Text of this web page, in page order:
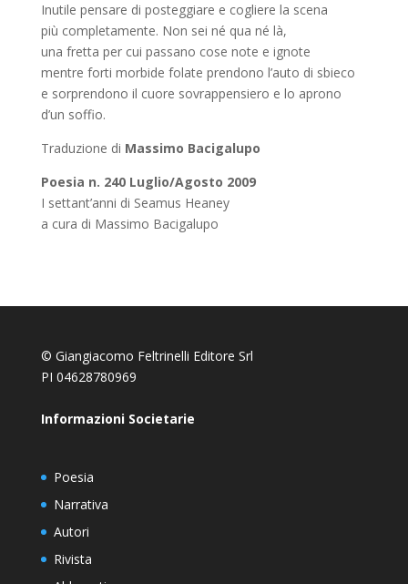
Inutile pensare di posteggiare e cogliere la scena
più completamente. Non sei né qua né là,
una fretta per cui passano cose note e ignote
mentre forti morbide folate prendono l’auto di sbieco
e sorprendono il cuore sovrappensiero e lo aprono
d’un soffio.
Traduzione di Massimo Bacigalupo
Poesia n. 240 Luglio/Agosto 2009
I settant’anni di Seamus Heaney
a cura di Massimo Bacigalupo
© Giangiacomo Feltrinelli Editore Srl
PI 04628780969
Informazioni Societarie
Poesia
Narrativa
Autori
Rivista